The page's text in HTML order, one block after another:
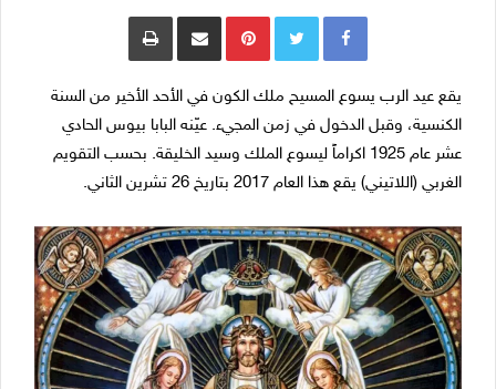
Pinterestمشاركة عبر البريد طباعة
يقع عيد الرب يسوع المسيح ملك الكون في الأحد الأخير من السنة
الكنسية، وقبل الدخول في زمن المجيء. عيّنه البابا بيوس الحادي
عشر عام 1925 اكراماً ليسوع الملك وسيد الخليقة. بحسب التقويم
الغربي (اللاتيني) يقع هذا العام 2017 بتاريخ 26 تشرين الثاني.